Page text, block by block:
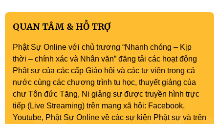
QUAN TÂM & HỖ TRỢ
Phật Sự Online với chủ trương “Nhanh chóng – Kịp
thời – chính xác và Nhân văn” đăng tải các hoạt động
Phật sự của các cấp Giáo hội và các tự viện trong cả
nước cùng các chương trình tu học, thuyết giảng của
chư Tôn đức Tăng, Ni giảng sư được truyền hình trực
tiếp (Live Streaming) trên mạng xã hội: Facebook,
Youtube, Phật Sự Online về các sự kiện Phật sự và trên